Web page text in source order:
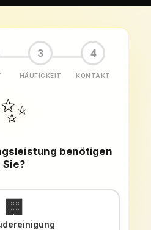
3
HÄUFIGKEIT
4
KONTAKT
✨
benötigen
Sie?
🏢